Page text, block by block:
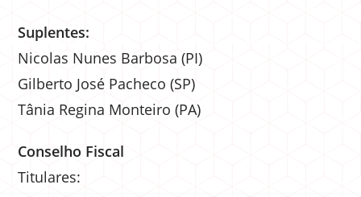
Suplentes:
Nicolas Nunes Barbosa (PI)
Gilberto José Pacheco (SP)
Tânia Regina Monteiro (PA)
Conselho Fiscal
Titulares: